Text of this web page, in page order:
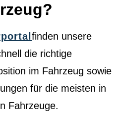
finden unsere
die richtige
im Fahrzeug sowie
für die meisten in
Fahrzeuge.